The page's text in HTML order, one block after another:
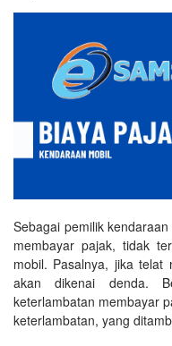
Sebagai pemilik
membayar pajak, tidak
mobil. Pasalnya, jika telat
akan dikenai denda.
keterlambatan membayar
keterlambatan, yang